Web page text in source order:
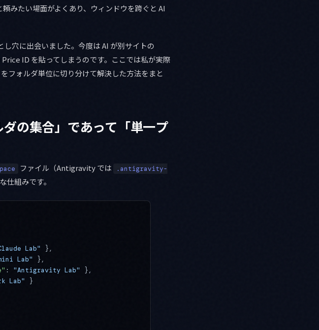
みたい場面がよくあり、ウィンドウを跨ぐと AI
穴に出会いました。今度は AI が別サイトの
ID を貼ってしまうのです。ここでは私が実際
をフォルダ単位に切り分けて解決した方法をまと
の集合」であって「単一プ
ファイル（Antigravity では
.antigravity-
仕組みです。
Lab"
},
Lab"
},
: "Antigravity Lab"
},
Lab"
}